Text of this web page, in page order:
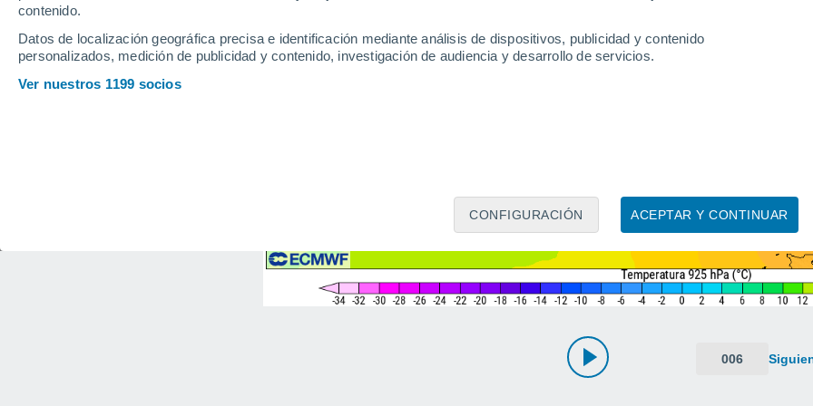
contenido.
Datos de localización geográfica precisa e identificación mediante análisis de dispositivos, publicidad y contenido
personalizados, medición de publicidad y contenido, investigación de audiencia y desarrollo de servicios.
Ver nuestros 1199 socios
ACEPTAR Y CONTINUAR
CONFIGURACIÓN
006